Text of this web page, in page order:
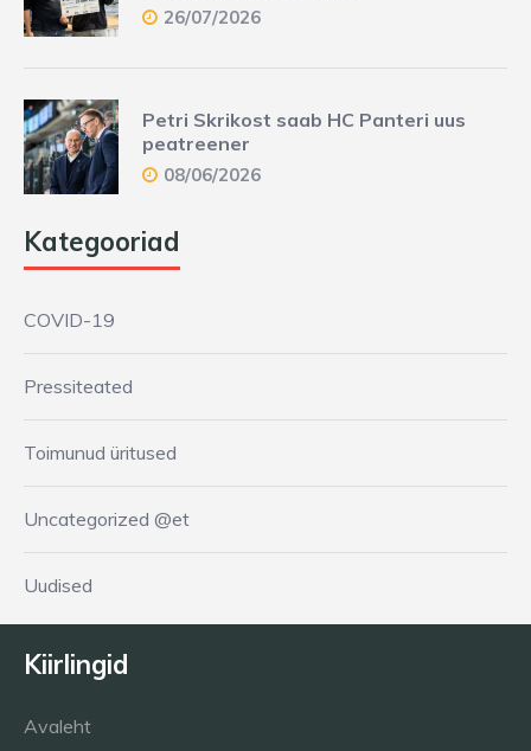
26/07/2026
Petri Skrikost saab HC Panteri uus
peatreener
08/06/2026
Kategooriad
COVID-19
Pressiteated
Toimunud üritused
Uncategorized @et
Uudised
Kiirlingid
Avaleht